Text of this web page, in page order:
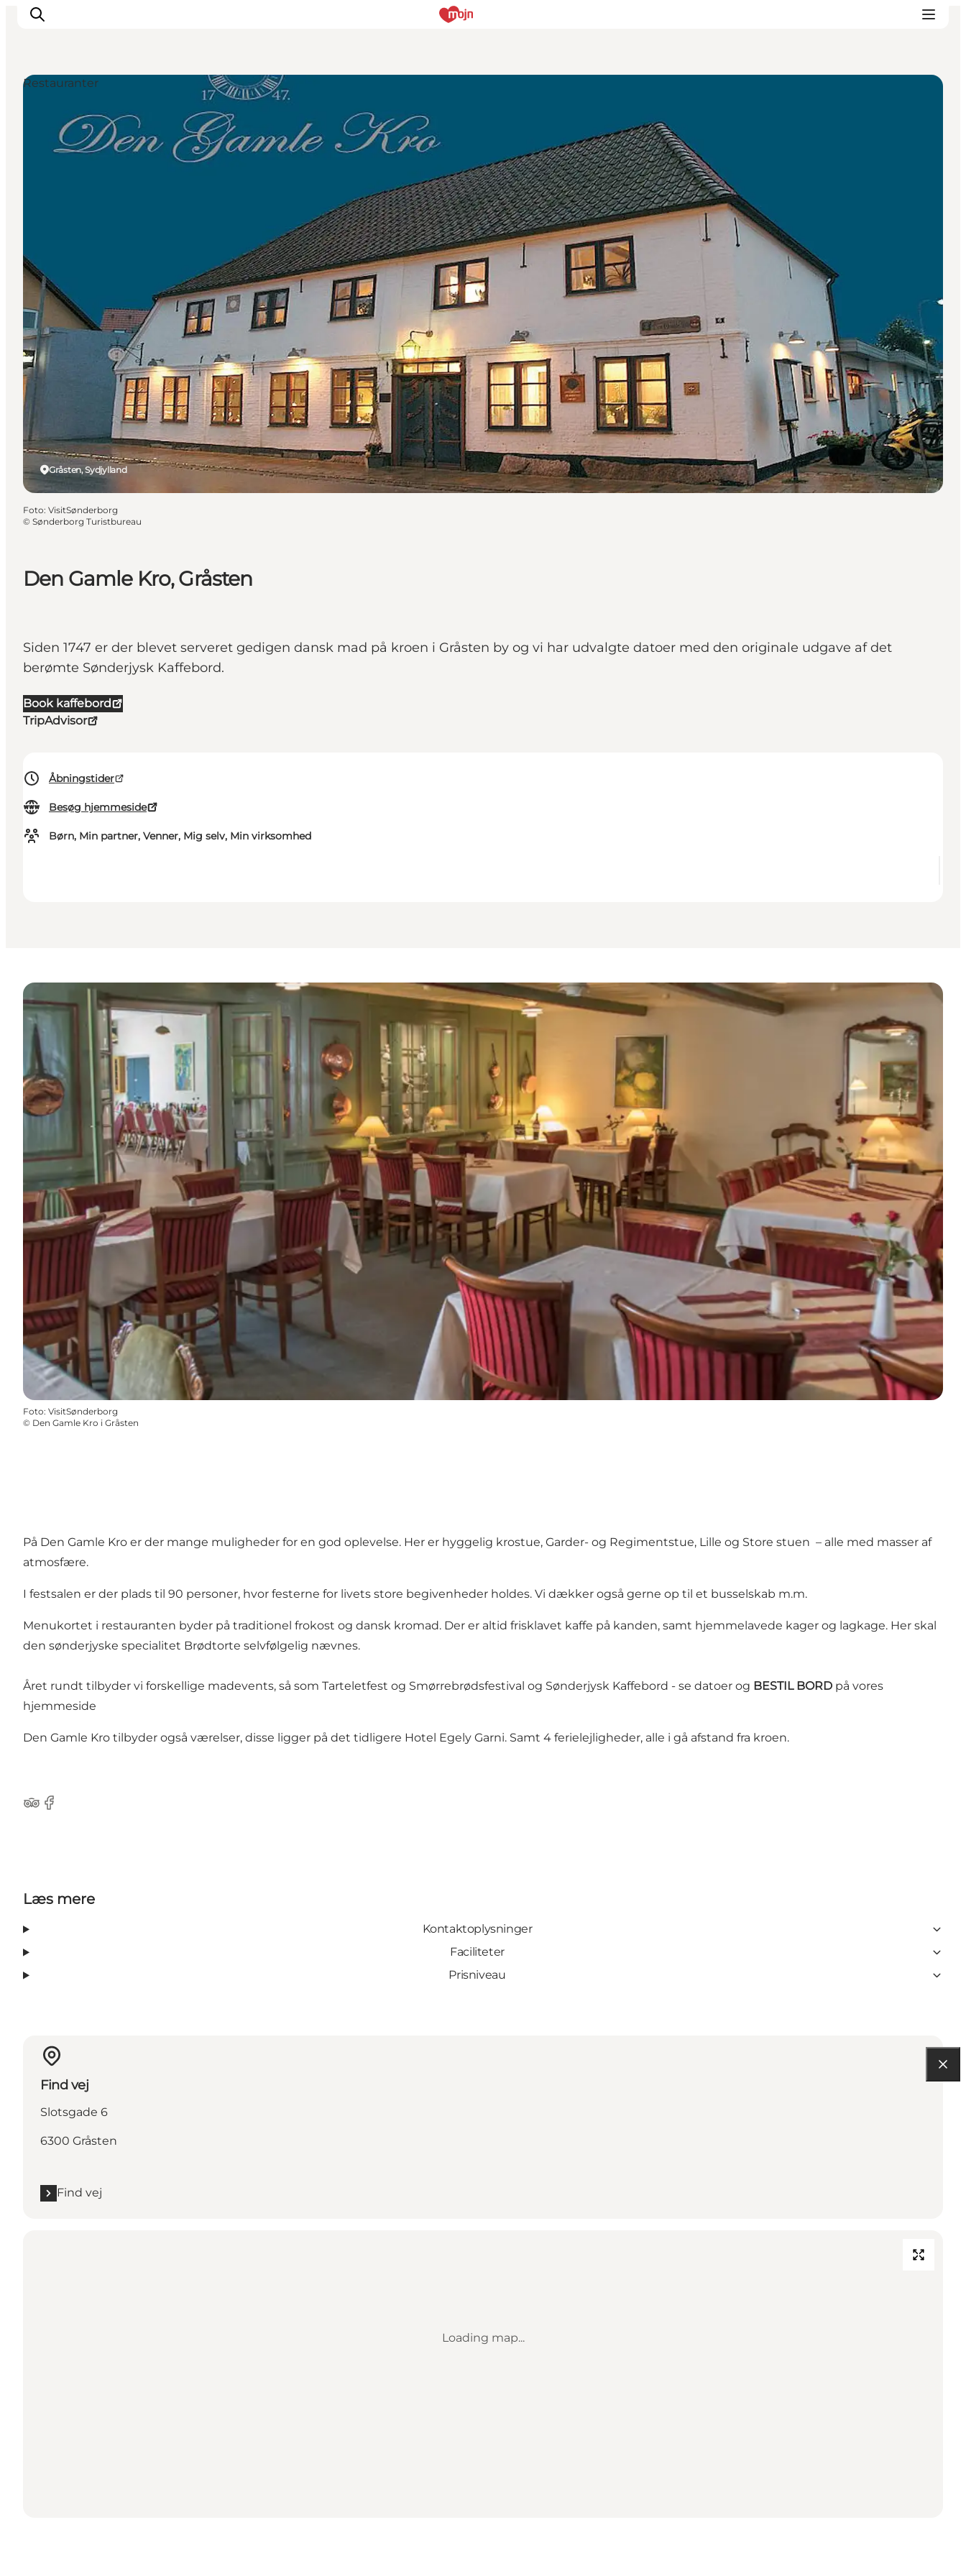
Oplevelser
Byer & Steder
Den Gamle Kro, Gråsten
Siden 1747 er der blevet serveret gedigen dansk mad på kroen i Gråsten by og vi har udvalgte datoer med den originale udgave af det
berømte Sønderjysk Kaffebord.
Book kaffebord
TripAdvisor
Åbningstider
Besøg hjemmeside
Børn, Min partner, Venner, Mig selv, Min virksomhed
Gråsten, Sydjylland
Restauranter
Foto: VisitSønderborg
© Sønderborg Turistbureau
Foto: VisitSønderborg
© Den Gamle Kro i Gråsten
På Den Gamle Kro er der mange muligheder for en god oplevelse. Her er hyggelig krostue, Garder- og Regimentstue, Lille og Store stuen – alle med masser af
atmosfære.
I festsalen er der plads til 90 personer, hvor festerne for livets store begivenheder holdes. Vi dækker også gerne op til et busselskab m.m.
Menukortet i restauranten byder på traditionel frokost og dansk kromad. Der er altid frisklavet kaffe på kanden, samt hjemmelavede kager og lagkage. Her skal
den sønderjyske specialitet Brødtorte selvfølgelig nævnes.
Året rundt tilbyder vi forskellige madevents, så som Tarteletfest og Smørrebrødsfestival og Sønderjysk Kaffebord - se datoer og BESTIL BORD på vores
hjemmeside
Den Gamle Kro tilbyder også værelser, disse ligger på det tidligere Hotel Egely Garni. Samt 4 ferielejligheder, alle i gå afstand fra kroen.
Tripadvisor
Facebook
Læs mere
Kontaktoplysninger
Faciliteter
Prisniveau
Find vej
Slotsgade 6
6300 Gråsten
Find vej
Loading map...